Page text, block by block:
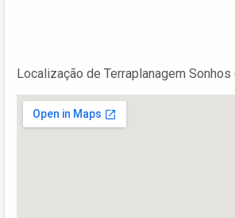
Localização de Terraplanagem